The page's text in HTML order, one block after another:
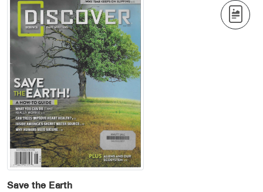
Save the Earth